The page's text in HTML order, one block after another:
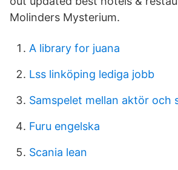
Molinders Mysterium.
A library for juana
Lss linköping lediga jobb
Samspelet mellan aktör och
Furu engelska
Scania lean